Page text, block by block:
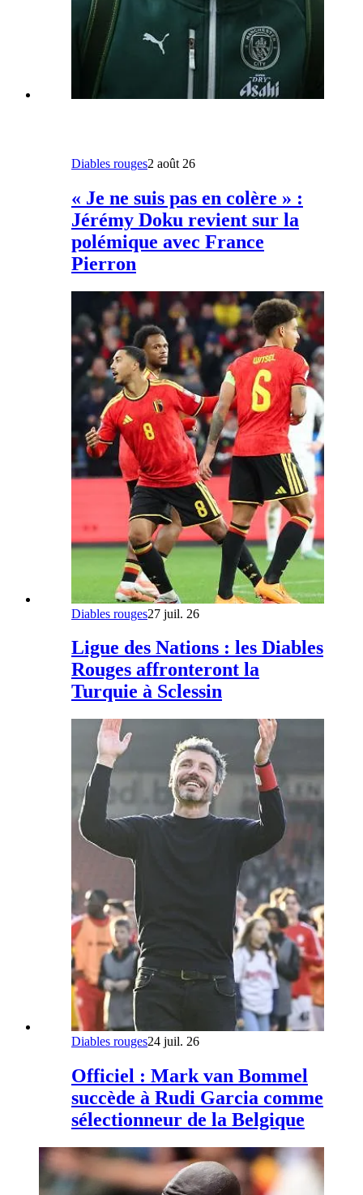
Diables rouges2 août 26
« Je ne suis pas en colère » :
Jérémy Doku revient sur la
polémique avec France
Pierron
Diables rouges27 juil. 26
Ligue des Nations : les Diables
Rouges affronteront la
Turquie à Sclessin
Diables rouges24 juil. 26
Officiel : Mark van Bommel
succède à Rudi Garcia comme
sélectionneur de la Belgique